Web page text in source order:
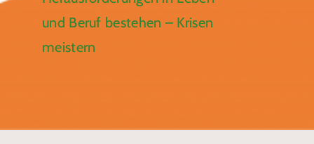
und Beruf bestehen – Krisen
meistern